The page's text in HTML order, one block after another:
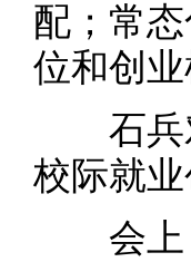
配；常
位和创
石兵对
校际就
会上，